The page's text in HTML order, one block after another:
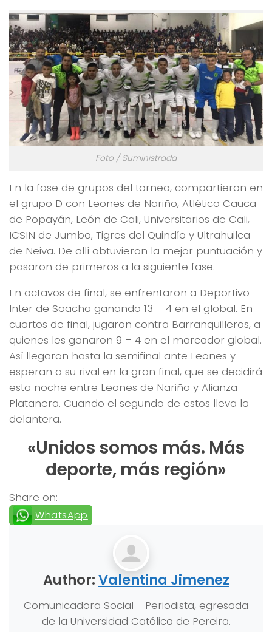
Foto / Suministrada
En la fase de grupos del torneo, compartieron en
el grupo D con Leones de Nariño, Atlético Cauca
de Popayán, León de Cali, Universitarios de Cali,
ICSIN de Jumbo, Tigres del Quindío y Ultrahuilca
de Neiva. De allí obtuvieron la mejor puntuación y
pasaron de primeros a la siguiente fase.
En octavos de final, se enfrentaron a Deportivo
Inter de Soacha ganando 13 – 4 en el global. En
cuartos de final, jugaron contra Barranquilleros, a
quienes les ganaron 9 – 4 en el marcador global.
Así llegaron hasta la semifinal ante Leones y
esperan a su rival en la gran final, que se decidirá
esta noche entre Leones de Nariño y Alianza
Platanera. Cuando el segundo de estos lleva la
delantera.
«Unidos somos más. Más
deporte, más región»
Share on:
WhatsApp
Author:Valentina Jimenez
Comunicadora Social - Periodista, egresada
de la Universidad Católica de Pereira.